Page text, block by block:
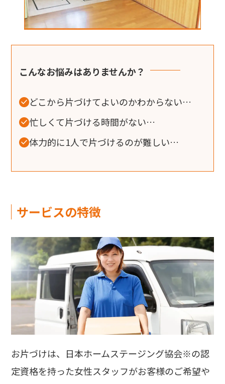
こんなお悩みはありませんか？
どこから片づけてよいのかわからない…
忙しくて片づける時間がない…
体力的に1人で片づけるのが難しい…
サービスの特徴
お片づけは、日本ホームステージング協会※の認
定資格を持った女性スタッフがお客様のご希望や